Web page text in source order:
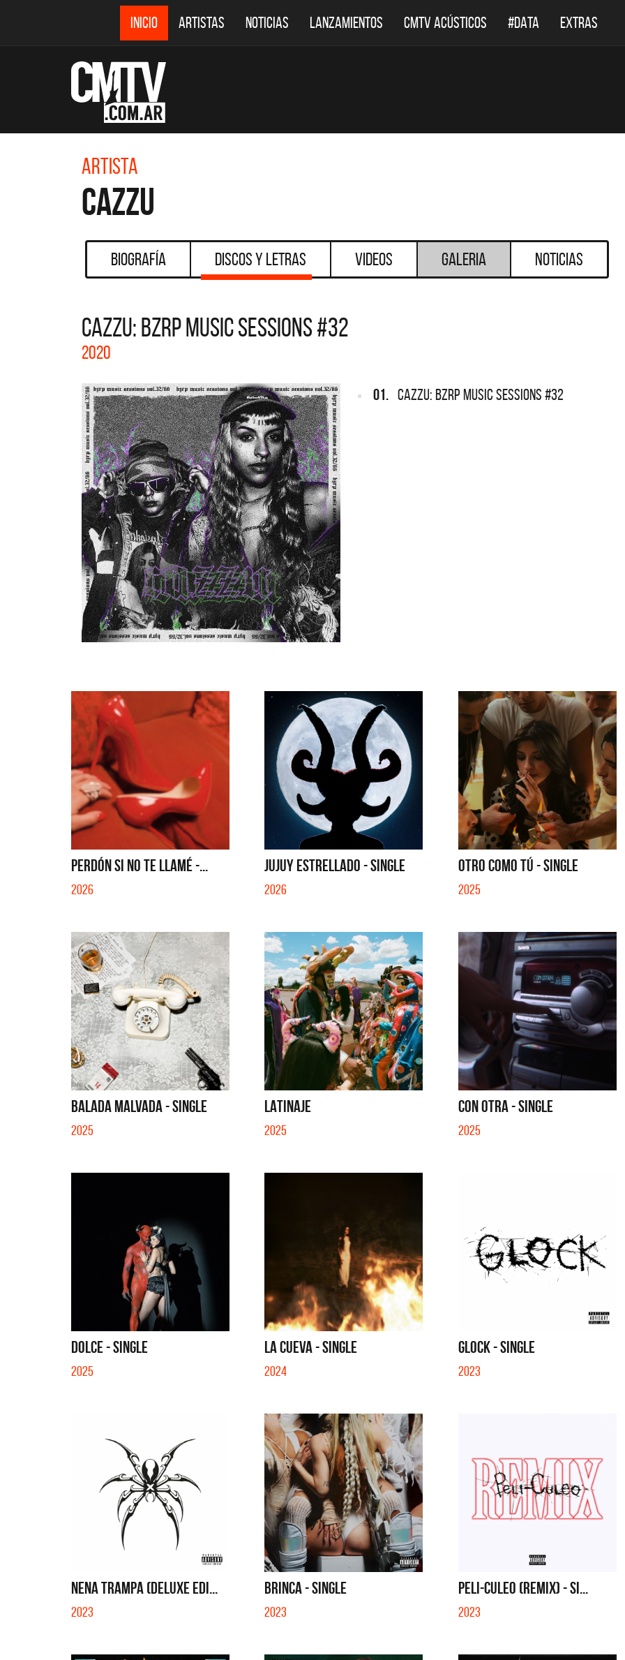
INICIO ARTISTAS NOTICIAS LANZAMIENTOS CMTV ACÚSTICOS #DATA EXTRAS
Artista
Cazzu
Biografía Discos y Letras Videos Galeria Noticias
CAZZU: BZRP MUSIC SESSIONS #32
2020
01. CAZZU: BZRP MUSIC SESSIONS #32
PERDÓN SI NO TE LLAMÉ -...
2026
JUJUY ESTRELLADO - SINGLE
2026
OTRO COMO TÚ - SINGLE
2025
BALADA MALVADA - SINGLE
2025
LATINAJE
2025
CON OTRA - SINGLE
2025
DOLCE - SINGLE
2025
LA CUEVA - SINGLE
2024
GLOCK - SINGLE
2023
NENA TRAMPA (DELUXE EDI...
2023
BRINCA - SINGLE
2023
PELI-CULEO (REMIX) - SI...
2023
DESTACADOS
La colección completa de los CMTV
DESTACADOS
La Muela y Sus Amigos
QUE NO SE MUELA LA MUELA - SINGLE TE VI - SINGLE